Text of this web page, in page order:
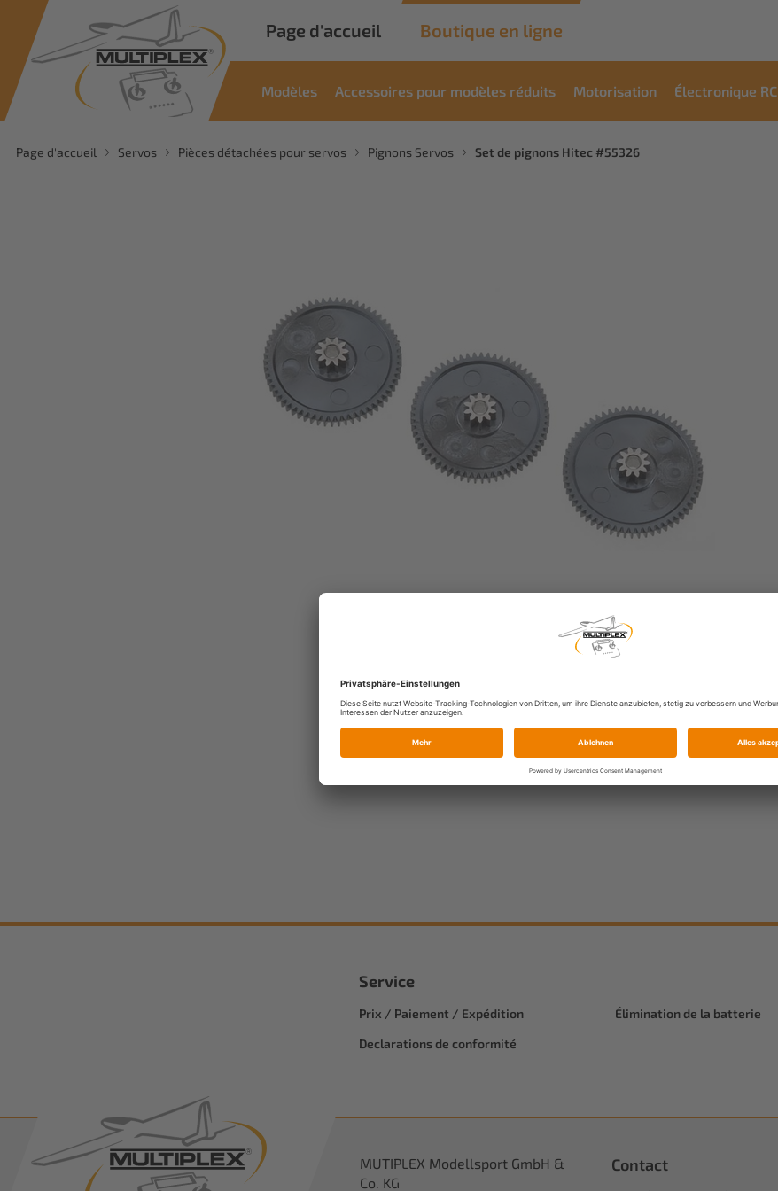
Page d'accueil Boutique en ligne
Modèles Accessoires pour modèles réduits Motorisation Électronique RC
Page d'accueil Servos Pièces détachées pour servos Pignons Servos Set de pignons Hitec #55326
Service
Prix / Paiement / Expédition Élimination de la batterie
Declarations de conformité
MUTIPLEX Modellsport GmbH &
Co. KG
Contact